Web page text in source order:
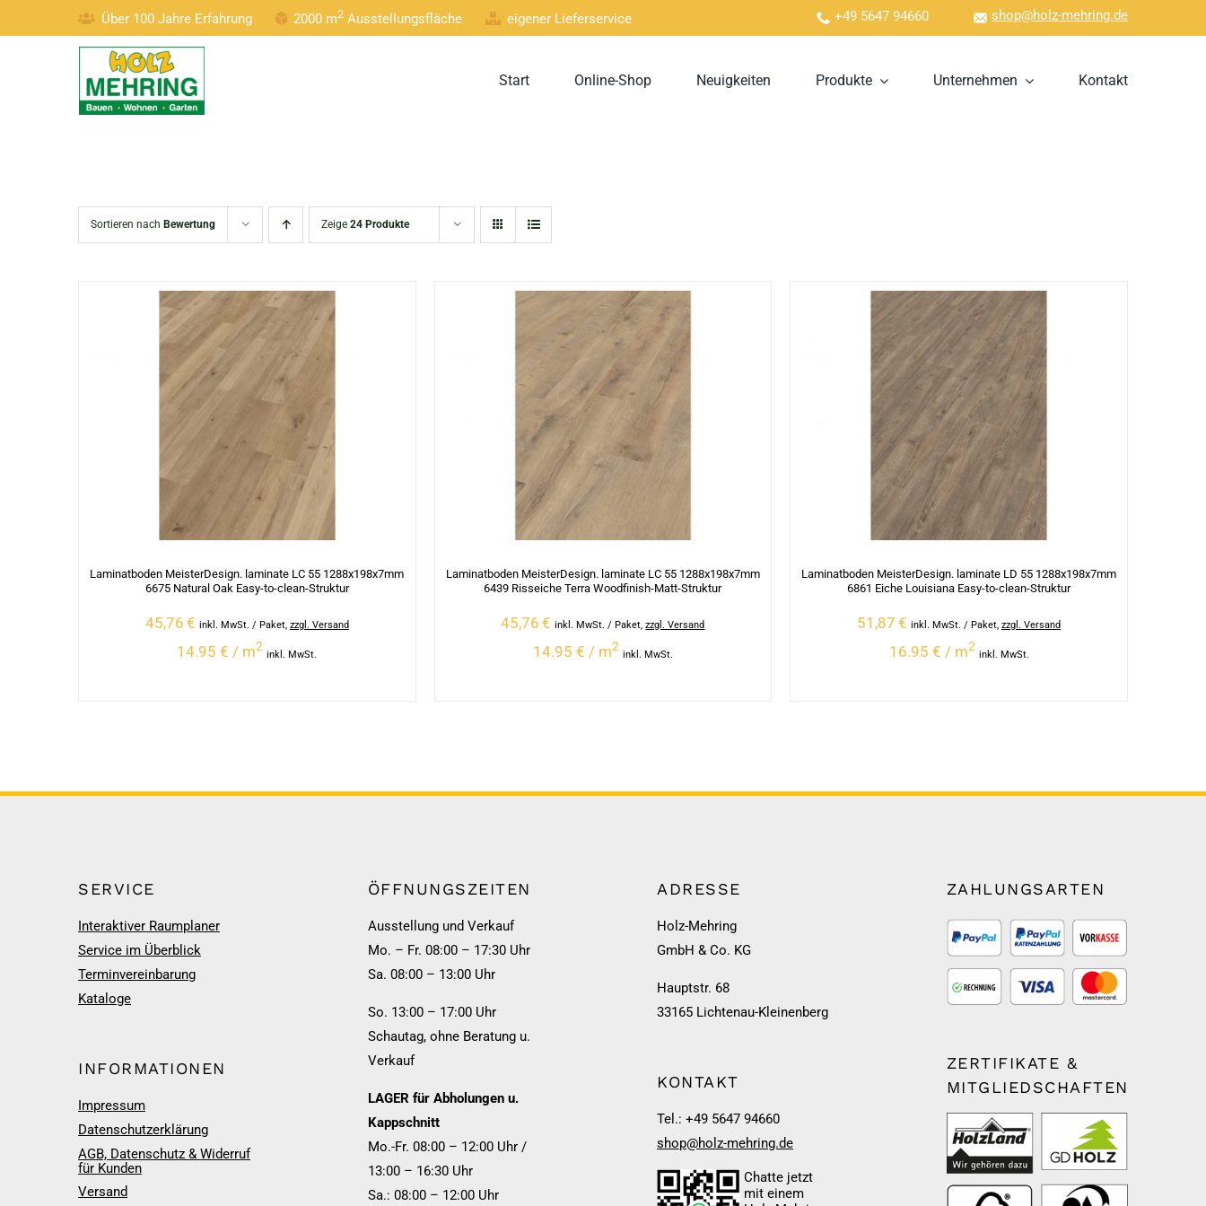
Inhalt
Über 100 Jahre Erfahrung 2000 m2Ausstellungsfläche eigener Lieferservice +49 5647 94660 shop@holz-mehring.de
Start Online-Shop Neuigkeiten Produkte Unternehmen Kontakt
Sortieren nach Bewertung Zeige 24 Produkte
Laminatboden MeisterDesign. laminate LC 55 1288x198x7mm
6675 Natural Oak Easy-to-clean-Struktur
45,76 € inkl. MwSt. / Paket, zzgl. Versand
14.95 € / m2
inkl. MwSt.
Laminatboden MeisterDesign. laminate LC 55 1288x198x7mm
6439 Risseiche Terra Woodfinish-Matt-Struktur
45,76 € inkl. MwSt. / Paket ,zzgl. Versand
14.95 € / m2
inkl. MwSt.
Laminatboden MeisterDesign. laminate LD 55 1288x198x7mm
6861 Eiche Louisiana Easy-to-clean-Struktur
51,87 € inkl. MwSt. / Paket ,zzgl. Versand
16.95 € / m2
inkl. MwSt.
SERVICE
Interaktiver Raumplaner
Service im Überblick
Terminvereinbarung
Kataloge
INFORMATIONEN
Impressum
Datenschutzerklärung
AGB, Datenschutz & Widerruf
für Kunden
Versand
ÖFFNUNGSZEITEN
Ausstellung und Verkauf
Mo. – Fr. 08:00 – 17:30 Uhr
Sa. 08:00 – 13:00 Uhr
So. 13:00 – 17:00 Uhr
Schautag, ohne Beratung u.
Verkauf
LAGER für Abholungen u.
Kappschnitt
Mo.-Fr. 08:00 – 12:00 Uhr /
13:00 – 16:30 Uhr
Sa.: 08:00 – 12:00 Uhr
ADRESSE
Holz-Mehring
GmbH & Co. KG
Hauptstr. 68
33165 Lichtenau-Kleinenberg
KONTAKT
Tel.: +49 5647 94660
shop@holz-mehring.de
Chatte jetzt
mit einem
ZAHLUNGSARTEN
ZERTIFIKATE &
MITGLIEDSCHAFTEN